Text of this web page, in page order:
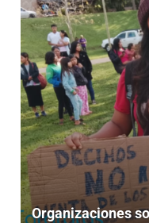
Organizaciones
originarios